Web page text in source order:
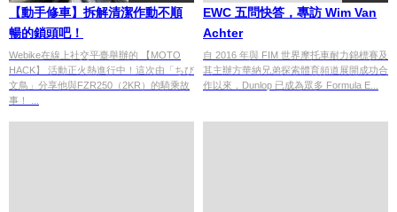
【動手修車】拆解清潔作動不順
暢的鎖頭吧！
Webike在線上社交平臺舉辦的 【MOTO
HACK】 活動正火熱進行中！這次由「ちび
文鳥」分享他與FZR250（2KR）的騎乘故
事！ ...
EWC 五問快答，專訪 Wim Van
Achter
自 2016 年與 FIM 世界摩托車耐力錦標賽及
其主辦方華納兄弟探索體育頻道展開成功合
作以來，Dunlop 已成為眾多 Formula E...